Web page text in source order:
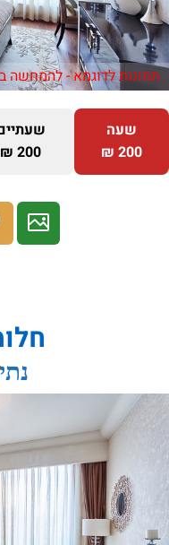
תמונות לדוגמא - להמחשה
שעה
200 ₪
200 ₪